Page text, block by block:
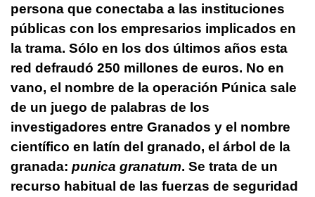
persona que conectaba a las instituciones
públicas con los empresarios implicados en
la trama. Sólo en los dos últimos años esta
red defraudó 250 millones de euros. No en
vano, el nombre de la operación Púnica sale
de un juego de palabras de los
investigadores entre Granados y el nombre
científico en latín del granado, el árbol de la
granada: punica granatum. Se trata de un
recurso habitual de las fuerzas de seguridad